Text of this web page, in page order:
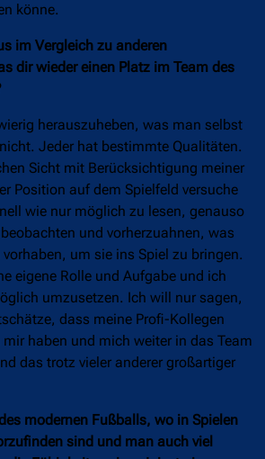
könne.
im Vergleich zu anderen
dir wieder einen Platz im Team des
herauszuheben, was man selbst
Jeder hat bestimmte Qualitäten.
Sicht mit Berücksichtigung meiner
Position auf dem Spielfeld versuche
wie nur möglich zu lesen, genauso
und vorherzuahnen, was
um sie ins Spiel zu bringen.
eigene Rolle und Aufgabe und ich
umzusetzen. Ich will nur sagen,
dass meine Profi-Kollegen
haben und mich weiter in das Team
das trotz vieler anderer großartiger
modernen Fußballs, wo in Spielen
sind und man auch viel